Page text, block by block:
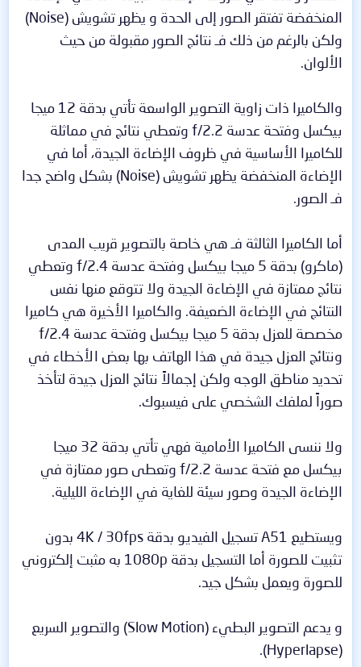
المنخفضة تفتقر الصور إلى الحدة و يظهر تشويش (Noise)
ولكن بالرغم من ذلك فـ نتائج الصور مقبولة من حيث
الألوان.
والكاميرا ذات زاوية التصوير الواسعة تأتي بدقة 12 ميجا
بيكسل وفتحة عدسة f/2.2 وتعطي نتائج في مماثلة
للكاميرا الأساسية في ظروف الإضاءة الجيدة، أما في
الإضاءة المنخفضة يظهر تشويش (Noise) بشكل واضح جدا
فـ الصور.
أما الكاميرا الثالثة فـ هي خاصة بالتصوير قريب المدى
(ماكرو) بدقة 5 ميجا بيكسل وفتحة عدسة f/2.4 وتعطي
نتائج ممتازة في الإضاءة الجيدة ولا تتوقع منها نفس
النتائج في الإضاءة الضعيفة. والكاميرا الأخيرة هي كاميرا
مخصصة للعزل بدقة 5 ميجا بيكسل وفتحة عدسة f/2.4
ونتائج العزل جيدة في هذا الهاتف بها بعض الأخطاء في
تحديد مناطق الوجه ولكن إجمالاً نتائج العزل جيدة لتأخذ
صوراً لملفك الشخصي على فيسبوك.
ولا ننسى الكاميرا الأمامية فهي تأتي بدقة 32 ميجا
بيكسل مع فتحة عدسة f/2.2 وتعطى صور ممتازة في
الإضاءة الجيدة وصور سيئة للغاية في الإضاءة الليلية.
ويستطيع A51 تسجيل الفيديو بدقة 4K / 30fps بدون
تثبيت للصورة أما التسجيل بدقة 1080p به مثبت إلكتروني
للصورة ويعمل بشكل جيد.
و يدعم التصوير البطيء (Slow Motion) والتصوير السريع
(Hyperlapse).